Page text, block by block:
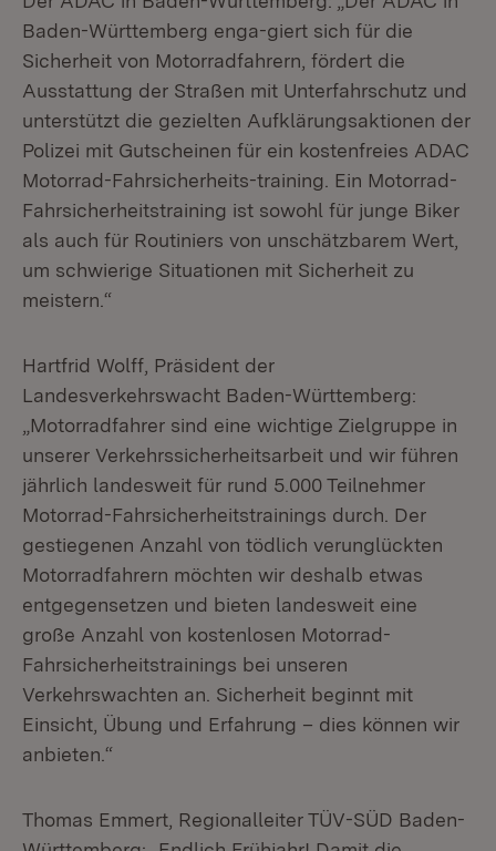
Baden-Württemberg enga-giert sich für die
Sicherheit von Motorradfahrern, fördert die
Ausstattung der Straßen mit Unterfahrschutz und
unterstützt die gezielten Aufklärungsaktionen der
Polizei mit Gutscheinen für ein kostenfreies ADAC
Motorrad-Fahrsicherheits-training. Ein Motorrad-
Fahrsicherheitstraining ist sowohl für junge Biker
als auch für Routiniers von unschätzbarem Wert,
um schwierige Situationen mit Sicherheit zu
meistern.“
Hartfrid Wolff, Präsident der
Landesverkehrswacht Baden-Württemberg:
„Motorradfahrer sind eine wichtige Zielgruppe in
unserer Verkehrssicherheitsarbeit und wir führen
jährlich landesweit für rund 5.000 Teilnehmer
Motorrad-Fahrsicherheitstrainings durch. Der
gestiegenen Anzahl von tödlich verunglückten
Motorradfahrern möchten wir deshalb etwas
entgegensetzen und bieten landesweit eine
große Anzahl von kostenlosen Motorrad-
Fahrsicherheitstrainings bei unseren
Verkehrswachten an. Sicherheit beginnt mit
Einsicht, Übung und Erfahrung – dies können wir
anbieten.“
Thomas Emmert, Regionalleiter TÜV-SÜD Baden-